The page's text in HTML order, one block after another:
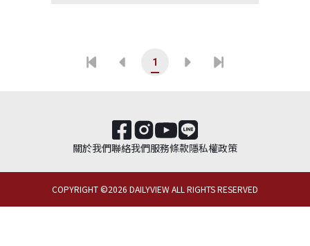
1
關於我們聯絡我們服務條款隱私權政策
COPYRIGHT ©2026 DAILYVIEW ALL RIGHTS RESERVED